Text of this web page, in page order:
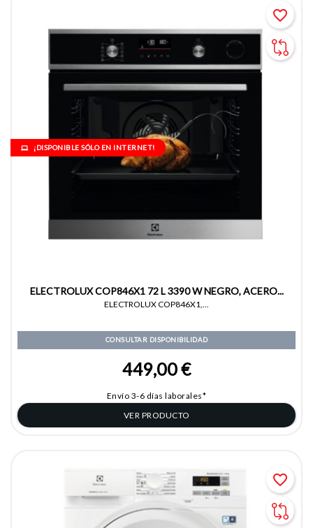
ELECTROLUX COP846X1 72 L 3390 W NEGRO, ACERO...
ELECTROLUX COP846X1,...
CONSULTAR DISPONIBILIDAD
449,00 €
Envío 3-6 días laborales*
VER PRODUCTO
¡DISPONIBLE SÓLO EN INTERNET!
favorite_border
favorite_border